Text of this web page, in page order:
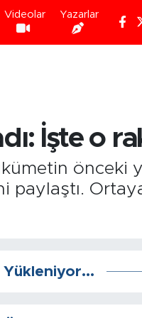
Videolar Yazarlar
İşte o
önceki
Yükleniyor...